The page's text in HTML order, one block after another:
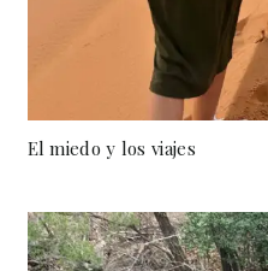
El miedo y los viajes